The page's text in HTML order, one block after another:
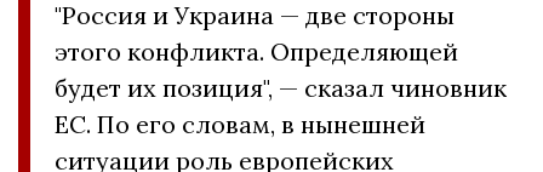
"Россия и Украина — две стороны
этого конфликта. Определяющей
будет их позиция", — сказал чиновник
ЕС. По его словам, в нынешней
ситуации роль европейских